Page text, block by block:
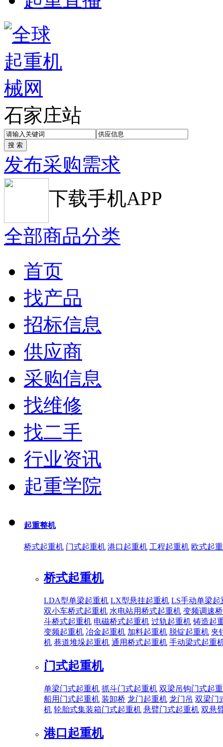
石家庄站
发布采购需求
下载手机APP
全部商品分类
首页
找产品
招标信息
供应商
采购信息
找维修
找二手
行业资讯
起重学院
起重整机
桥式起重机 门式起重机 港口起重机 工程起重机 欧式起
桥式起重机
LDA型单梁起重机 LX型悬挂起重机 LS手动单梁起
双小车桥式起重机 水电站用桥式起重机 变频调速
斗桥式起重机 电磁桥式起重机 过轨起重机 铸造起
变频起重机 冶金起重机 加料起重机 脱锭起重机 夹
机 巷道堆垛起重机 通用桥式起重机 手动梁式起重
门式起重机
单梁门式起重机 抓斗门式起重机 双梁吊钩门式起
船用门式起重机 装卸桥 龙门起重机 龙门吊 双梁门
机 轮胎式集装箱门式起重机 悬臂门式起重机 双悬
港口起重机